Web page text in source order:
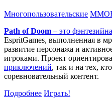
Многопользовательские
Path of Doom – это
EspritGames, выполненная в
развитие персонажа и
игроками. Проект
приключений, так и на тех,
соревновательный контент.
Подробнее Играть!